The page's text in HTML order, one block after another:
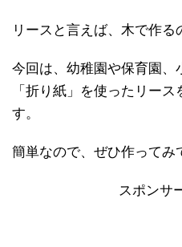
リースと言えば、木で作る
今回は、幼稚園や保育園、
「折り紙」を使ったリー
す。
簡単なので、ぜひ作ってみ
スポンサ